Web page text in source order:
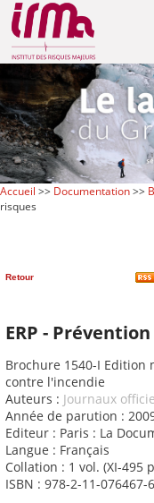
Accueil >> Documentation>>
risques
Retour
ERP -
Brochure 1540-I Edition
contre l'incendie
Auteurs : Journaux
Année de parution :
Editeur : Paris : La
Langue : Français
Collation : 1 vol. (XI-495
ISBN : 978-2-11-076467-6